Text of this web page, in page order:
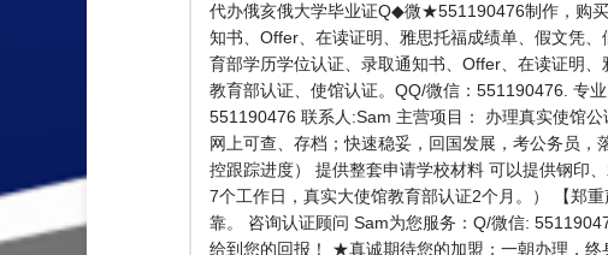
代办俄亥俄大学毕业证Q◆微★551190476制作，购
知书、Offer、在读证明、雅思托福成绩单、假文凭
育部学历学位认证、录取通知书、Offer、在读证明
教育部认证、使馆认证。QQ/微信：551190476. 专
551190476 联系人:Sam 主营项目： 办理真实使馆
网上可查、存档；快速稳妥，回国发展，考公务员
控跟踪进度） 提供整套申请学校材料 可以提供钢印
7个工作日，真实大使馆教育部认证2个月。） 【郑
靠。 咨询认证顾问 Sam为您服务：Q/微信:
给到您的回报！ ★真诚期待您的加盟：一朝办理，终